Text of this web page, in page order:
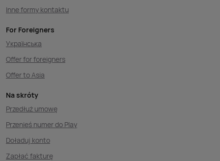
Inne formy kontaktu
For Foreigners
Українська
Offer for foreigners
Offer to Asia
Na skróty
Przedłuż umowę
Przenieś numer do Play
Doładuj konto
Zapłać fakturę